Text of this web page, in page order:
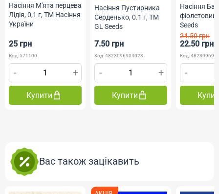
Насіння М'ята перцева
Лідія, 0,1 г, ТМ Насіння
України
25 грн
Код: 571100
- +
Купити
Насіння Пустирника
Серденько, 0.1 г, ТМ
GL Seeds
7.50 грн
Код: 4823096904023
- +
Купити
Насіння
Seeds
24.50 грн
22.50 грн
Код:
-
Вас також зацікавить